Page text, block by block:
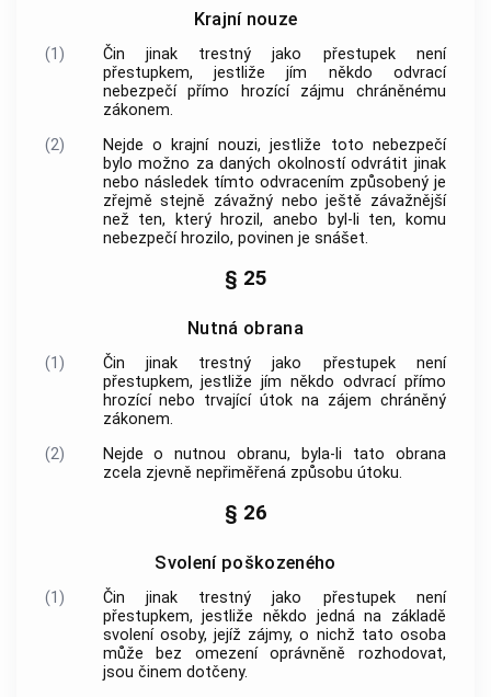
Krajní nouze
(1)
Čin jinak trestný jako přestupek není
přestupkem, jestliže jím někdo odvrací
nebezpečí přímo hrozící zájmu chráněnému
zákonem.
(2)
Nejde o krajní nouzi, jestliže toto nebezpečí
bylo možno za daných okolností odvrátit jinak
nebo následek tímto odvracením způsobený je
zřejmě stejně závažný nebo ještě závažnější
než ten, který hrozil, anebo byl-li ten, komu
nebezpečí hrozilo, povinen je snášet.
§ 25
Nutná obrana
(1)
Čin jinak trestný jako přestupek není
přestupkem, jestliže jím někdo odvrací přímo
hrozící nebo trvající útok na zájem chráněný
zákonem.
(2)
Nejde o nutnou obranu, byla-li tato obrana
zcela zjevně nepřiměřená způsobu útoku.
§ 26
Svolení poškozeného
(1)
Čin jinak trestný jako přestupek není
přestupkem, jestliže někdo jedná na základě
svolení osoby, jejíž zájmy, o nichž tato osoba
může bez omezení oprávněně rozhodovat,
jsou činem dotčeny.